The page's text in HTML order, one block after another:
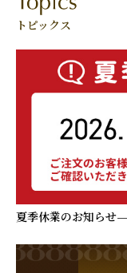
トピックス
夏季休業のお知らせ